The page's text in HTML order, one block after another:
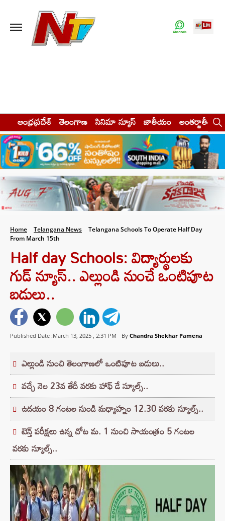
ఆంధ్రప్రదేశ్ తెలంగాణ సినిమా న్యూస్ జాతీయం అంతర్జాతీయం
Home Telangana News
Telangana Schools To Operate Half Day
From March 15th
Half day Schools: విద్యార్థులకు
గుడ్ న్యూస్.. ఎల్లుండి నుంచే ఒంటిపూట
బడులు..
Published Date :March 13, 2025 , 2:31 PM By Chandra Shekhar Pamena
ఎల్లుండి నుంచి తెలంగాణలో ఒంటిపూట బడులు..
వచ్చే నెల 23వ తేదీ వరకు హాఫ్ డే స్కూల్స్..
ఉదయం 8 గంటల నుండి మధ్యాహ్నం 12.30 వరకు స్కూల్స్..
టెన్త్‌ పరీక్షలు ఉన్న చోట మ. 1 నుంచి సాయంత్రం 5 గంటల
వరకు స్కూల్స్..